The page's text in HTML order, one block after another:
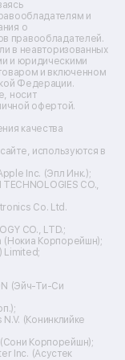
и
о
правообладателей.
в неавторизованных
и юридическими
и включенном
Федерации.
носит
офертой.
качества
используются в
Inc. (Эпл Инк.);
CO.,
Co. Ltd.
CO., LTD.;
(Нокиа Корпорейшн);
Limited;
(Эйч-Ти-Си
(Конинклийке
Корпорейшн);
Inc. (Асустек